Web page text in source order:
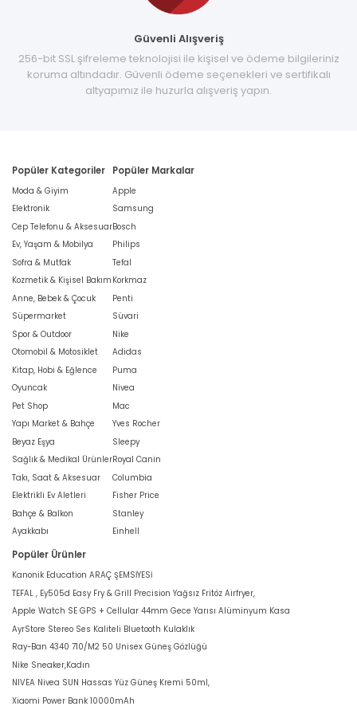
Güvenli Alışveriş
256-bit SSL şifreleme teknolojisi ile kişisel ve ödeme bilgileriniz
koruma altındadır. Güvenli ödeme seçenekleri ve sertifikalı
altyapımız ile huzurla alışveriş yapın.
Popüler Kategoriler
Moda & Giyim
Elektronik
Cep Telefonu & Aksesuar
Ev, Yaşam & Mobilya
Sofra & Mutfak
Kozmetik & Kişisel Bakım
Anne, Bebek & Çocuk
Süpermarket
Spor & Outdoor
Otomobil & Motosiklet
Kitap, Hobi & Eğlence
Oyuncak
Pet Shop
Yapı Market & Bahçe
Beyaz Eşya
Sağlık & Medikal Ürünler
Takı, Saat & Aksesuar
Elektrikli Ev Aletleri
Bahçe & Balkon
Ayakkabı
Popüler Markalar
Apple
Samsung
Bosch
Philips
Tefal
Korkmaz
Penti
Süvari
Nike
Adidas
Puma
Nivea
Mac
Yves Rocher
Sleepy
Royal Canin
Columbia
Fisher Price
Stanley
Einhell
Popüler Ürünler
Kanonik Education ARAÇ ŞEMSİYESİ
TEFAL , Ey505d Easy Fry & Grill Precision Yağsız Fritöz Airfryer,
Apple Watch SE GPS + Cellular 44mm Gece Yarısı Alüminyum Kasa
AyrStore Stereo Ses Kaliteli Bluetooth Kulaklık
Ray-Ban 4340 710/M2 50 Unisex Güneş Gözlüğü
Nike Sneaker,Kadın
NIVEA Nivea SUN Hassas Yüz Güneş Kremi 50ml,
Xiaomi Power Bank 10000mAh